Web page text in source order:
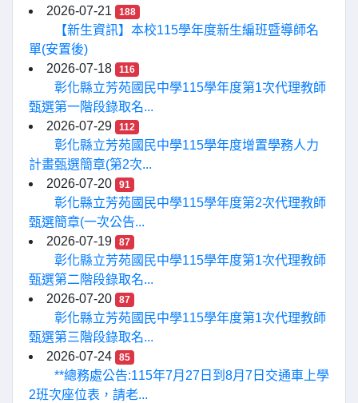
2026-07-21
188
【新生資訊】本校115學年度新生編班暨導師名
單(安置後)
2026-07-18
116
彰化縣立芳苑國民中學115學年度第1次代理教師
甄選第一階段錄取名...
2026-07-29
112
彰化縣立芳苑國民中學115學年度增置學務人力
計畫甄選簡章(第2次...
2026-07-20
91
彰化縣立芳苑國民中學115學年度第2次代理教師
甄選簡章(一次公告...
2026-07-19
87
彰化縣立芳苑國民中學115學年度第1次代理教師
甄選第二階段錄取名...
2026-07-20
87
彰化縣立芳苑國民中學115學年度第1次代理教師
甄選第三階段錄取名...
2026-07-24
85
**總務處公告:115年7月27日到8月7日交通車上學
2班次座位表，請老...